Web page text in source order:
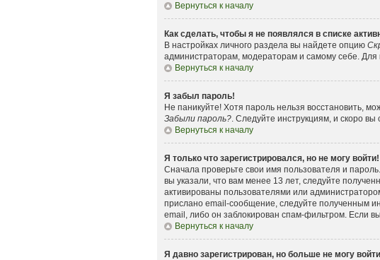
Вернуться к началу
Как сделать, чтобы я не появлялся в списке
В настройках личного раздела вы найдете опцию
администраторам, модераторам и самому себе.
Вернуться к началу
Я забыл пароль!
Не паникуйте! Хотя пароль нельзя восстановить,
Забыли пароль?. Следуйте инструкциям, и скоро
Вернуться к началу
Я только что зарегистрировался, но не могу войти!
Сначала проверьте свои имя пользователя и
вы указали, что вам менее 13 лет, следуйте
активированы пользователями или
прислано email-сообщение, следуйте полученным
email, либо он заблокирован спам-фильтром. Если
Вернуться к началу
Я давно зарегистрирован, но больше не могу